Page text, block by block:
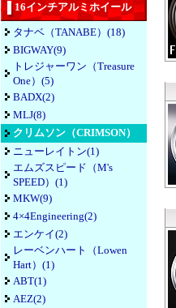
16インチアルミホイール
タナベ（TANABE）(18)
BIGWAY(9)
トレジャーワン（Treasure
One）(5)
BADX(2)
MLJ(8)
クリムソン（CRIMSON）
ニューレイトン(1)
エムズスピード（M's
SPEED）(1)
MKW(9)
4×4Engineering(2)
エンケイ(2)
レーベンハート（Lowen
Hart）(1)
ABT(1)
AEZ(2)